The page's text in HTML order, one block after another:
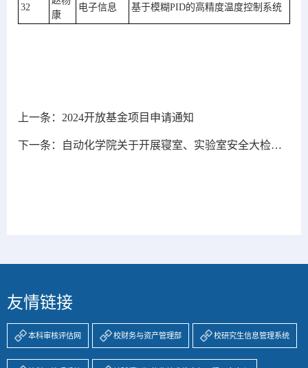
32
康
电子信息 基于模糊PID的高精度温度控制系统
上一条： 2024开放基金项目申请通知
下一条： 自动化学院关于开展寝室、实验室安全大检查及走访的通知
友情链接
本科审核评估网 校财务与资产管理部 校研究生信息管理系统